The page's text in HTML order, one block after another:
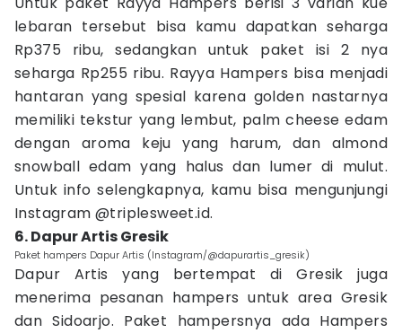
lebaran tersebut bisa kamu dapatkan seharga
Rp375 ribu, sedangkan untuk paket isi 2 nya
seharga Rp255 ribu. Rayya Hampers bisa menjadi
hantaran yang spesial karena golden nastarnya
memiliki tekstur yang lembut, palm cheese edam
dengan aroma keju yang harum, dan almond
snowball edam yang halus dan lumer di mulut.
Untuk info selengkapnya, kamu bisa mengunjungi
Instagram @triplesweet.id.
6. Dapur Artis Gresik
Paket hampers Dapur Artis (Instagram/@dapurartis_gresik)
Dapur Artis yang bertempat di Gresik juga
menerima pesanan hampers untuk area Gresik
dan Sidoarjo. Paket hampersnya ada Hampers